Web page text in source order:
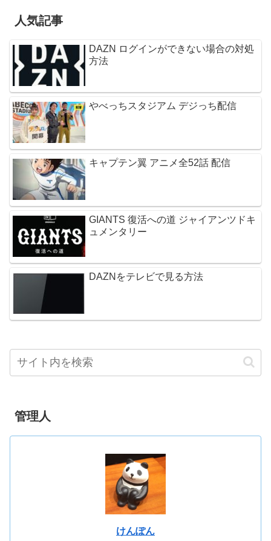
人気記事
DAZN ログインができない場合の対処
方法
やべっちスタジアム デジっち配信
キャプテン翼 アニメ全52話 配信
GIANTS 復活への道 ジャイアンツドキ
ュメンタリー
DAZNをテレビで見る方法
管理人
けんぽん